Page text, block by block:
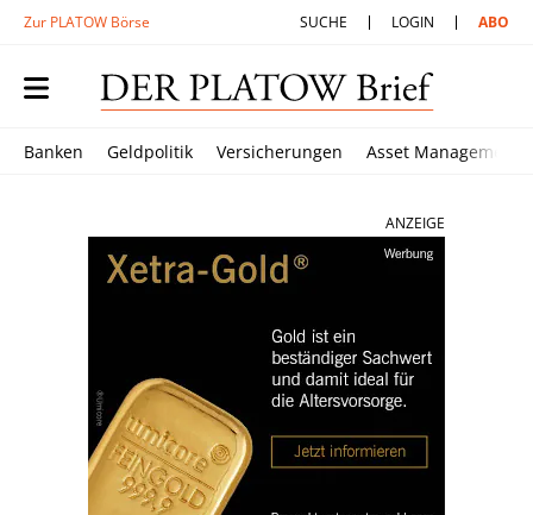
Zur PLATOW Börse SUCHE LOGIN ABO
Banken Geldpolitik Versicherungen Asset Management
ANZEIGE